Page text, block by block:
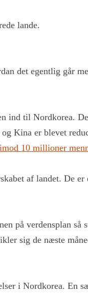
lande.
det egentlig går
ind til Nordkorea.
Kina er blevet
10 millioner
af landet. De
på verdensplan så
sig de næste
i Nordkorea. En